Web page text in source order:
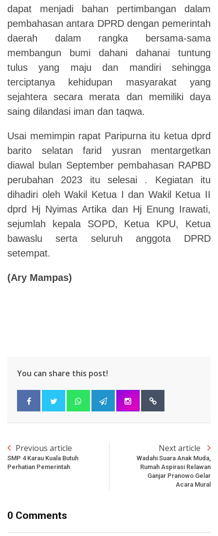
dapat menjadi bahan pertimbangan dalam
pembahasan antara DPRD dengan pemerintah
daerah dalam rangka bersama-sama
membangun bumi dahani dahanai tuntung
tulus yang maju dan mandiri sehingga
terciptanya kehidupan masyarakat yang
sejahtera secara merata dan memiliki daya
saing dilandasi iman dan taqwa.
Usai memimpin rapat Paripurna itu ketua dprd
barito selatan farid yusran mentargetkan
diawal bulan September pembahasan RAPBD
perubahan 2023 itu selesai . Kegiatan itu
dihadiri oleh Wakil Ketua I dan Wakil Ketua II
dprd Hj Nyimas Artika dan Hj Enung Irawati,
sejumlah kepala SOPD, Ketua KPU, Ketua
bawaslu serta seluruh anggota DPRD
setempat.
(Ary Mampas)
You can share this post!
Previous article
SMP 4 Karau Kuala Butuh
Perhatian Pemerintah
Next article
Wadahi Suara Anak Muda,
Rumah Aspirasi Relawan
Ganjar Pranowo Gelar
Acara Mural
0 Comments